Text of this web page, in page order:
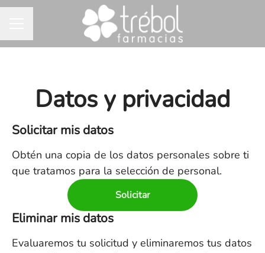
MENÚ DE EMPLEO
Datos y privacidad
Solicitar mis datos
Obtén una copia de los datos personales sobre ti
que tratamos para la selección de personal.
Solicitar
Eliminar mis datos
Evaluaremos tu solicitud y eliminaremos tus datos